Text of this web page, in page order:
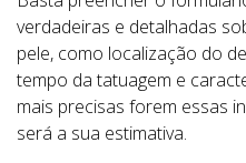
verdadeiras e detalhadas
pele, como localização do
tempo da tatuagem e
mais precisas forem essas
será a sua estimativa.